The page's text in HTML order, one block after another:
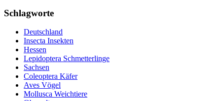
Schlagworte
Deutschland
Insecta Insekten
Hessen
Lepidoptera Schmetterlinge
Sachsen
Coleoptera Käfer
Aves Vögel
Mollusca Weichtiere